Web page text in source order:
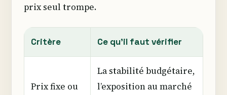
prix seul trompe.
Critère Ce qu’il faut vérifier
Prix fixe ou
La stabilité budgétaire,
l’exposition au marché